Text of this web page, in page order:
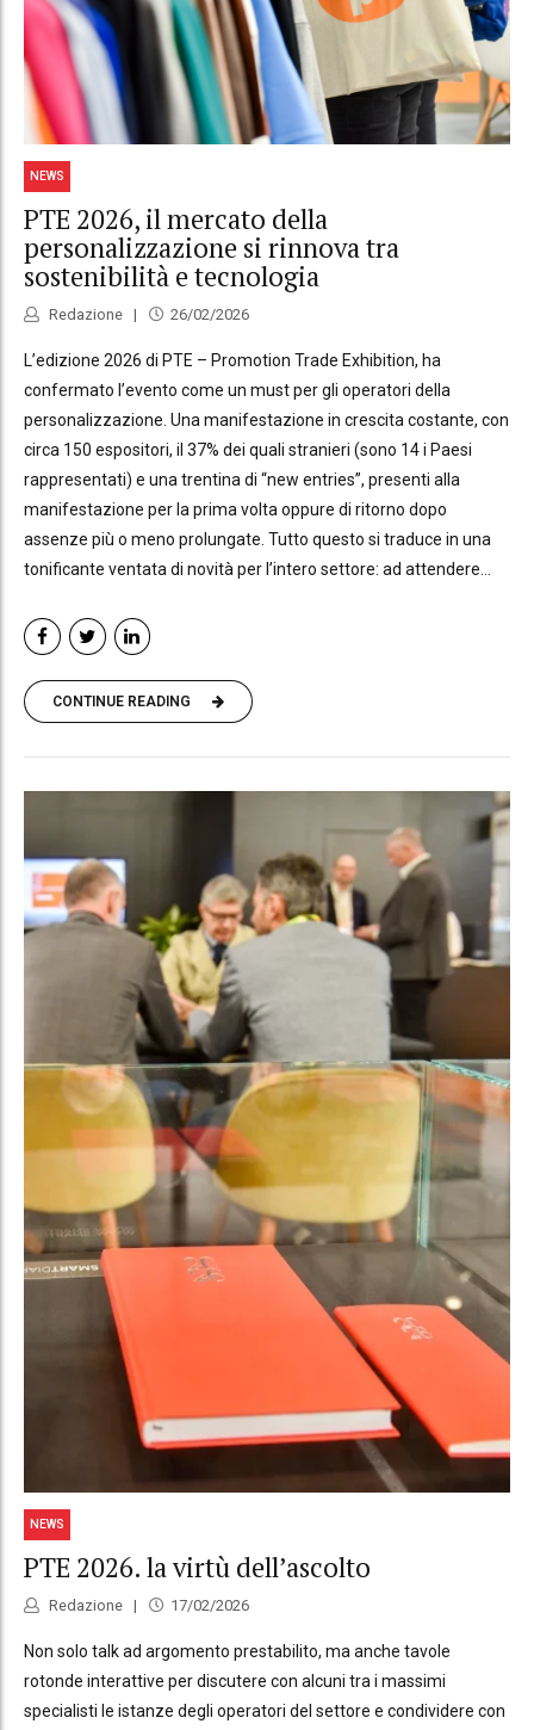
NEWS
PTE 2026, il mercato della
personalizzazione si rinnova tra
sostenibilità e tecnologia
Redazione 26/02/2026
L’edizione 2026 di PTE – Promotion Trade Exhibition, ha
confermato l’evento come un must per gli operatori della
personalizzazione. Una manifestazione in crescita costante, con
circa 150 espositori, il 37% dei quali stranieri (sono 14 i Paesi
rappresentati) e una trentina di “new entries”, presenti alla
manifestazione per la prima volta oppure di ritorno dopo
assenze più o meno prolungate. Tutto questo si traduce in una
tonificante ventata di novità per l’intero settore: ad attendere...
CONTINUE READING
NEWS
PTE 2026. la virtù dell’ascolto
Redazione 17/02/2026
Non solo talk ad argomento prestabilito, ma anche tavole
rotonde interattive per discutere con alcuni tra i massimi
specialisti le istanze degli operatori del settore e condividere con